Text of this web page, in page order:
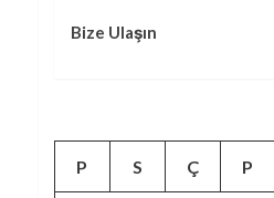
Bize Ulaşın
P S Ç P